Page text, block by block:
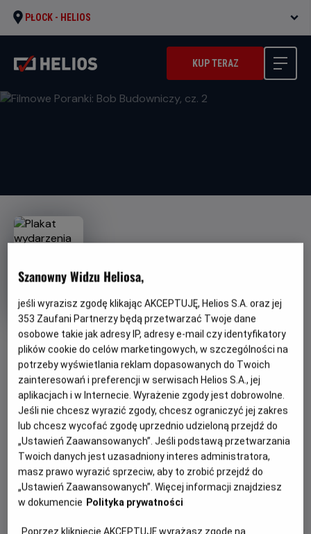
PŁOCK - HELIOS
KUP TERAZ
OBSERWUJ
Filmowe Poranki: Bob
Budowniczy, cz. 2
Gatunek
Animowany
Czas
trwania
85 min
OPIS WYDARZENIA
Zapraszamy na kolejną porcję filmowych niespodzianek w
nowej odsłonie - Filmowe Poranki: Bob Budowniczy, cz.
2, w niedzielę21 czerwca o godzinie 10:30.
Zaprezentujemy zestaw bajek:
Gdzie jest Kicia?
Szanowny Widzu Heliosa,
jeśli wyrazisz zgodę klikając AKCEPTUJĘ, Helios S.A. oraz jej
353 Zaufani Partnerzy będą przetwarzać Twoje dane
osobowe takie jak adresy IP, adresy e-mail czy identyfikatory
plików cookie do celów marketingowych, w szczególności na
potrzeby wyświetlania reklam dopasowanych do Twoich
zainteresowań i preferencji w serwisach Helios S.A., jej
aplikacjach i w Internecie. Wyrażenie zgody jest dobrowolne.
Jeśli nie chcesz wyrazić zgody, chcesz ograniczyć jej zakres
lub chcesz wycofać zgodę uprzednio udzieloną przejdź do
„Ustawień Zaawansowanych”. Jeśli podstawą przetwarzania
Twoich danych jest uzasadniony interes administratora,
masz prawo wyrazić sprzeciw, aby to zrobić przejdź do
„Ustawień Zaawansowanych”. Więcej informacji znajdziesz
w dokumencie Polityka prywatności
Poprzez kliknięcie AKCEPTUJĘ wyrażasz zgodę na